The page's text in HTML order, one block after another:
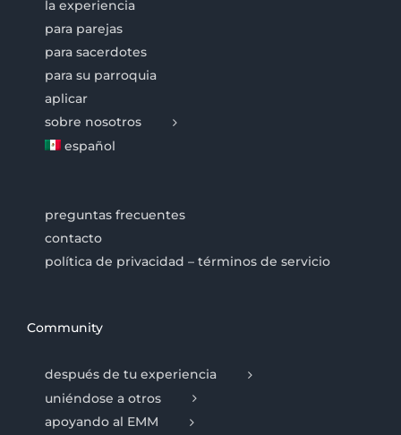
la experiencia
para parejas
para sacerdotes
para su parroquia
aplicar
sobre nosotros
español
preguntas frecuentes
contacto
política de privacidad – términos de servicio
Community
después de tu experiencia
uniéndose a otros
apoyando al EMM